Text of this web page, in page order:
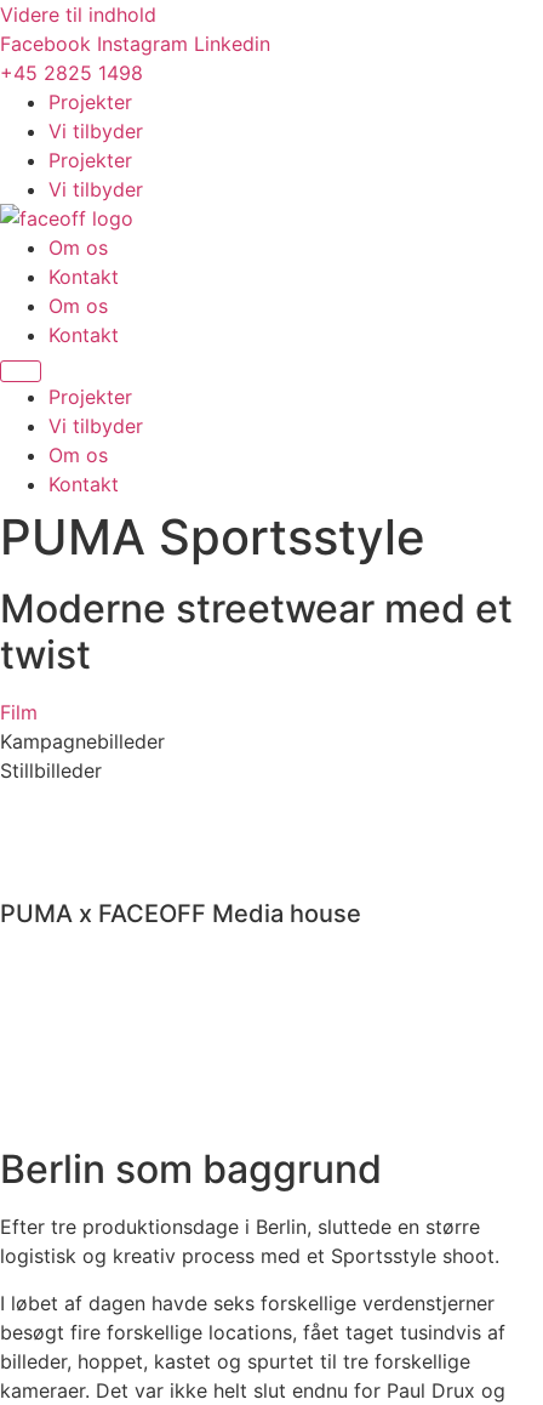
Videre til indhold
Facebook Instagram Linkedin
+45 2825 1498
Projekter
Vi tilbyder
Projekter
Vi tilbyder
Om os
Kontakt
Om os
Kontakt
Projekter
Vi tilbyder
Om os
Kontakt
PUMA Sportsstyle
Moderne streetwear med et
twist
Film
Kampagnebilleder
Stillbilleder
PUMA x FACEOFF Media house
Berlin som baggrund
Efter tre produktionsdage i Berlin, sluttede en større
logistisk og kreativ process med et Sportsstyle shoot.
I løbet af dagen havde seks forskellige verdenstjerner
besøgt fire forskellige locations, fået taget tusindvis af
billeder, hoppet, kastet og spurtet til tre forskellige
kameraer. Det var ikke helt slut endnu for Paul Drux og